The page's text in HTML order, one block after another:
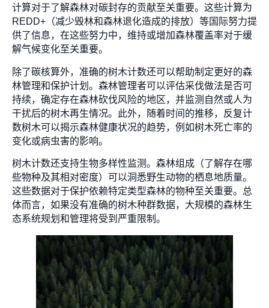
计算对于了解森林对碳封存的贡献至关重要。这些计算为
REDD+（减少毁林和森林退化造成的排放）等国际努力提
供了信息，在这些努力中，维持或增加森林覆盖率对于缓
解气候变化至关重要。
除了碳核算外，准确的树木计数还可以帮助制定更好的森
林管理和保护计划。森林管理者可以评估采伐做法是否可
持续，确定存在森林砍伐风险的地区，并监测自然或人为
干扰后的树木再生情况。此外，随着时间的推移，反复计
数树木可以揭示森林健康状况的趋势，例如树木死亡率的
变化或病虫害的影响。
树木计数还支持生物多样性监测。森林组成（了解存在哪
些物种及其相对密度）可以洞悉野生动物的栖息地质量。
这些数据对于保护依赖特定类型森林的物种至关重要。总
体而言，如果没有准确的树木种群数据，大规模的森林生
态系统规划和管理将受到严重限制。